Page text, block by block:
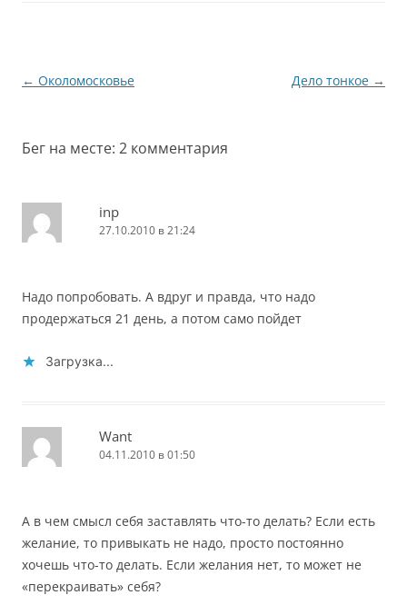
отличное от…
Навигация
← Околомосковье Дело тонкое →
Бег на месте: 2 комментария
inp
27.10.2010 в 21:24
Надо попробовать. А вдруг и правда, что надо
продержаться 21 день, а потом само пойдет
Загрузка...
Want
04.11.2010 в 01:50
А в чем смысл себя заставлять что-то делать? Если есть
желание, то привыкать не надо, просто постоянно
хочешь что-то делать. Если желания нет, то может не
«перекраивать» себя?